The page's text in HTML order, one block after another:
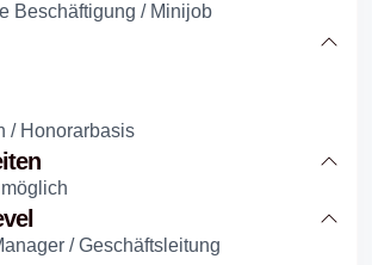
Beschäftigung / Minijob
/ Honorarbasis
/ Geschäftsleitung